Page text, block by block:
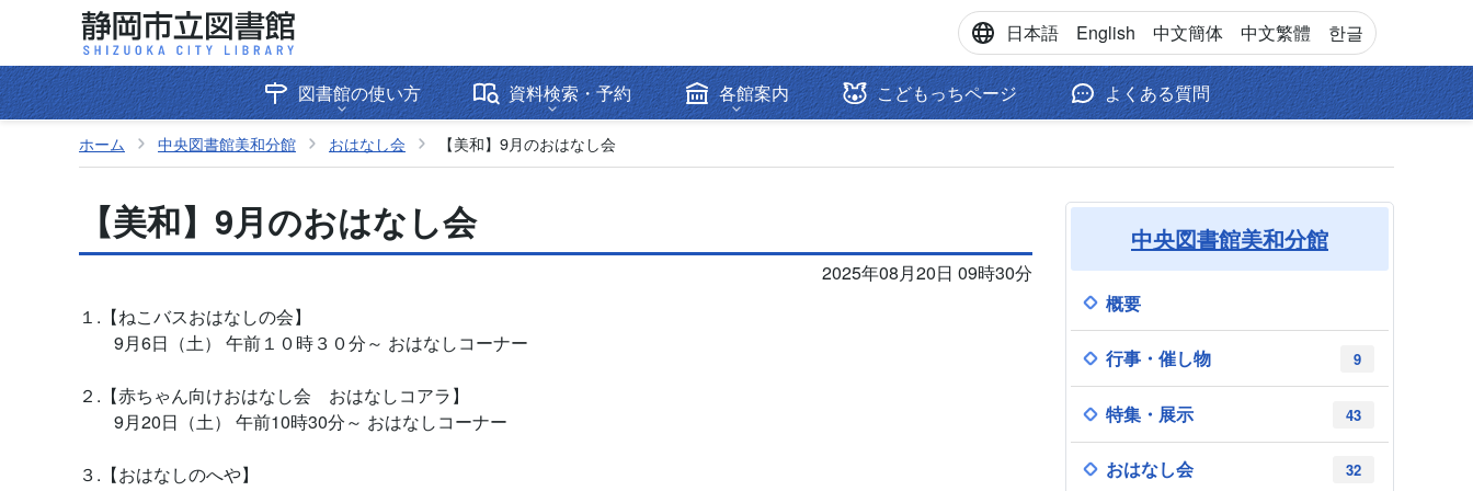
日本語 English 中文簡体 中文繁體 한글
図書館の使い方 資料検索・予約 各館案内 こどもっちページ よくある質問
ホーム 中央図書館美和分館 おはなし会 【美和】9月のおはなし会
【美和】9月のおはなし会
2025年08月20日 09時30分
１.【ねこバスおはなしの会】
9月6日（土） 午前１０時３０分～ おはなしコーナー
２.【赤ちゃん向けおはなし会 おはなしコアラ】
9月20日（土） 午前10時30分～ おはなしコーナー
３.【おはなしのへや】
中央図書館美和分館
概要
9
行事・催し物
43
特集・展示
32
おはなし会